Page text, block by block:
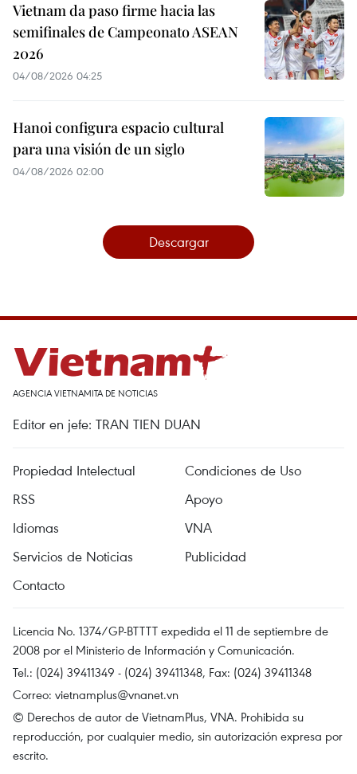
Vietnam da paso firme hacia las
semifinales de Campeonato ASEAN
2026
04/08/2026 04:25
Hanoi configura espacio cultural
para una visión de un siglo
04/08/2026 02:00
Descargar
AGENCIA VIETNAMITA DE NOTICIAS
Editor en jefe: TRAN TIEN DUAN
Propiedad Intelectual
Condiciones de Uso
RSS
Apoyo
Idiomas
VNA
Servicios de Noticias
Publicidad
Contacto
Licencia No. 1374/GP-BTTTT expedida el 11 de septiembre de
2008 por el Ministerio de Información y Comunicación.
Tel.: (024) 39411349 - (024) 39411348, Fax: (024) 39411348
Correo: vietnamplus@vnanet.vn
© Derechos de autor de VietnamPlus, VNA. Prohibida su
reproducción, por cualquier medio, sin autorización expresa por
escrito.